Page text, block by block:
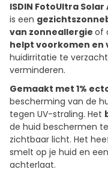
ISDIN FotoUltra Solar
is een
van zonneallergie of
helpt voorkomen en
huidirritatie te
verminderen.
Gemaakt met 1%
bescherming van de
tegen UV-straling. Het
de huid beschermen
zichtbaar licht. Het
smelt op je huid en
achterlaat.